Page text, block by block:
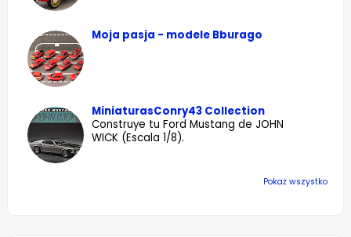
Moja pasja - modele Bburago
MiniaturasConry43 Collection
Construye tu Ford Mustang de JOHN
WICK (Escala 1/8).
Pokaż wszystko